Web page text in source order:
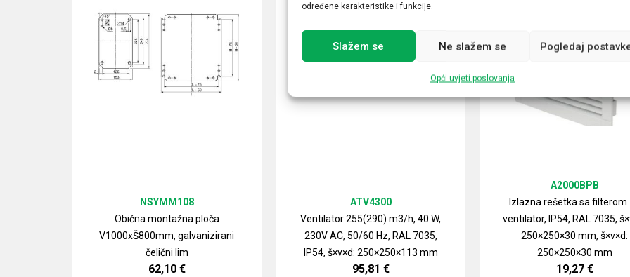
određene karakteristike i funkcije.
Slažem se Ne slažem se Pogledaj
Opći uvjeti poslovanja
Obična montažna ploča
V1000xŠ800mm, galvanizirani
čelični lim
NSYMM108
62,10 €
Ventilator 255(290) m3/h, 40 W,
230V AC, 50/60 Hz, RAL 7035,
IP54, š×v×d: 250×250×113 mm
ATV4300
95,81 €
Izlazna rešetka sa filterom
ventilator, IP54, RAL 7035,
250×250×30 mm, š×v×d:
250×250×30 mm
A2000BPB
19,27 €